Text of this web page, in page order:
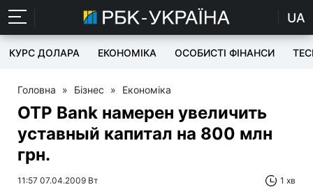
UA
КУРС ДОЛАРА ЕКОНОМІКА ОСОБИСТІ ФІНАНСИ
Головна » Бізнес » Економіка
OTP Bank намерен увеличить
уставный капитал на 800 млн
грн.
11:57 07.04.2009 Вт 1 хв